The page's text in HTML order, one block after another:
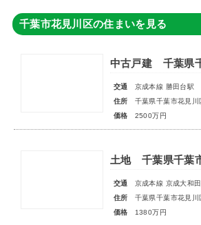
千葉市花見川区の住まいを見る
交通
京成本線 勝田台駅
住所
千葉県千葉市花見川
価格
2500万円
土地 千葉県千葉
交通
京成本線 京成大和
住所
千葉県千葉市花見川
価格
1380万円